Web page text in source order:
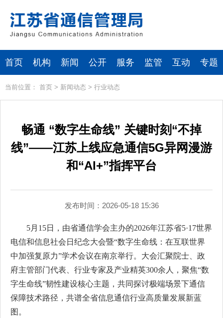
首页 机构 新闻 公开 服务 监管 互动 专题
当前位置： 首页 > 新闻动态 > 行业动态
畅通 “数字生命线” 关键时刻“不掉
线”——江苏上线应急通信5G异网漫游
和“AI+”指挥平台
发布时间：2026-05-18 15:36
5月15日，由省通信学会主办的2026年江苏省5·17世界
电信和信息社会日纪念大会暨“数字生命线：在互联世界
中加强复原力”学术会议在南京举行。大会汇聚院士、政
府主管部门代表、行业专家及产业精英300余人，聚焦“数
字生命线”韧性建设核心主题，共同探讨极端场景下通信
保障技术路径，共谱全省信息通信行业高质量发展新蓝
图。